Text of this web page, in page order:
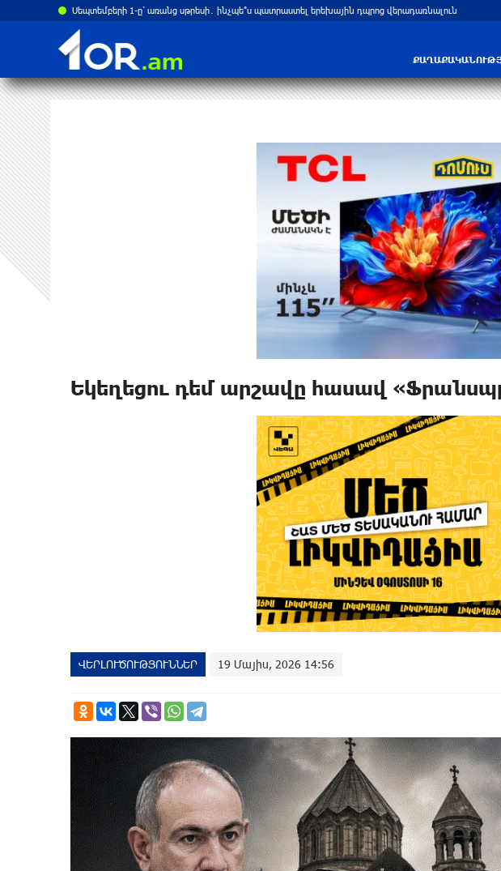
Սեպտեմբերի 1-ը՝ առանց սթրեսի․ ինչպե՞ս պատրաստել երեխային դպրոց վերադառնալուն
Եկեղեցու դեմ արշավը հասավ
ՎԵՐԼՈՒԾՈՒԹՅՈՒՆՆԵՐ 19 Մայիս, 2026 14:56